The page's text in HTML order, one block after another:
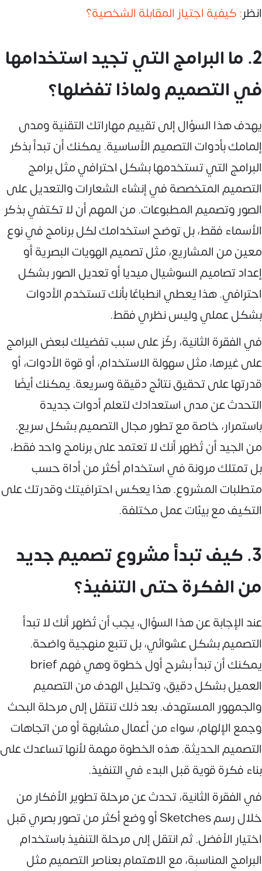
انظر: كيفية اجتياز المقابلة الشخصية؟
2. ما البرامج التي تجيد استخدامها
في التصميم ولماذا تفضلها؟
يهدف هذا السؤال إلى تقييم مهاراتك التقنية ومدى
إلمامك بأدوات التصميم الأساسية. يمكنك أن تبدأ بذكر
البرامج التي تستخدمها بشكل احترافي مثل برامج
التصميم المتخصصة في إنشاء الشعارات والتعديل على
الصور وتصميم المطبوعات. من المهم أن لا تكتفي بذكر
الأسماء فقط، بل توضح استخدامك لكل برنامج في نوع
معين من المشاريع، مثل تصميم الهويات البصرية أو
إعداد تصاميم السوشيال ميديا أو تعديل الصور بشكل
احترافي. هذا يعطي انطباعًا بأنك تستخدم الأدوات
بشكل عملي وليس نظري فقط.
في الفقرة الثانية، ركّز على سبب تفضيلك لبعض البرامج
على غيرها، مثل سهولة الاستخدام، أو قوة الأدوات، أو
قدرتها على تحقيق نتائج دقيقة وسريعة. يمكنك أيضًا
التحدث عن مدى استعدادك لتعلم أدوات جديدة
باستمرار، خاصة مع تطور مجال التصميم بشكل سريع.
من الجيد أن تُظهر أنك لا تعتمد على برنامج واحد فقط،
بل تمتلك مرونة في استخدام أكثر من أداة حسب
متطلبات المشروع. هذا يعكس احترافيتك وقدرتك على
التكيف مع بيئات عمل مختلفة.
3. كيف تبدأ مشروع تصميم جديد
من الفكرة حتى التنفيذ؟
عند الإجابة عن هذا السؤال، يجب أن تُظهر أنك لا تبدأ
التصميم بشكل عشوائي، بل تتبع منهجية واضحة.
يمكنك أن تبدأ بشرح أول خطوة وهي فهم brief
العميل بشكل دقيق، وتحليل الهدف من التصميم
والجمهور المستهدف. بعد ذلك تنتقل إلى مرحلة البحث
وجمع الإلهام، سواء من أعمال مشابهة أو من اتجاهات
التصميم الحديثة. هذه الخطوة مهمة لأنها تساعدك على
بناء فكرة قوية قبل البدء في التنفيذ.
في الفقرة الثانية، تحدث عن مرحلة تطوير الأفكار من
خلال رسم Sketches أو وضع أكثر من تصور بصري قبل
اختيار الأفضل. ثم انتقل إلى مرحلة التنفيذ باستخدام
البرامج المناسبة، مع الاهتمام بعناصر التصميم مثل